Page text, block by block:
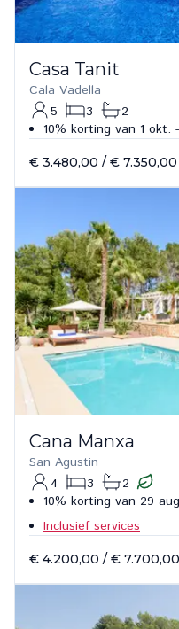
Casa Tanit
Cala Vadella
5
3
2
10% korting van 1 okt.
€ 3.480,00 / € 7.350,00
Cana Manxa
San Agustin
4
3
2
10% korting van 29
Inclusief services
€ 4.200,00 / € 7.700,00